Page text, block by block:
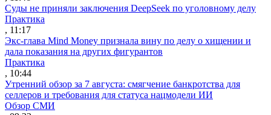
Суды не приняли заключения DeepSeek по уголовному делу
Практика
, 11:17
Экс-глава Mind Money признала вину по делу о хищении и
дала показания на других фигурантов
Практика
, 10:44
Утренний обзор за 7 августа: смягчение банкротства для
селлеров и требования для статуса нацмодели ИИ
Обзор СМИ